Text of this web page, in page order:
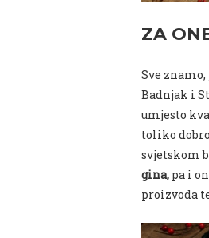
ZA
Sve
Badnjak i
umjesto
toliko
svjetskom
gina, pa i
proizvoda